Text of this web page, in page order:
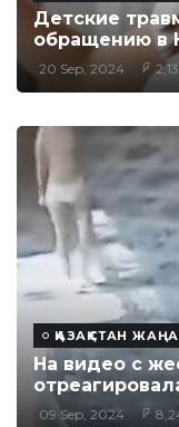
Детские
обращению в
20 Sep, 2024
ҚАЗАҚСТАН
На видео с
09 Sep, 2024